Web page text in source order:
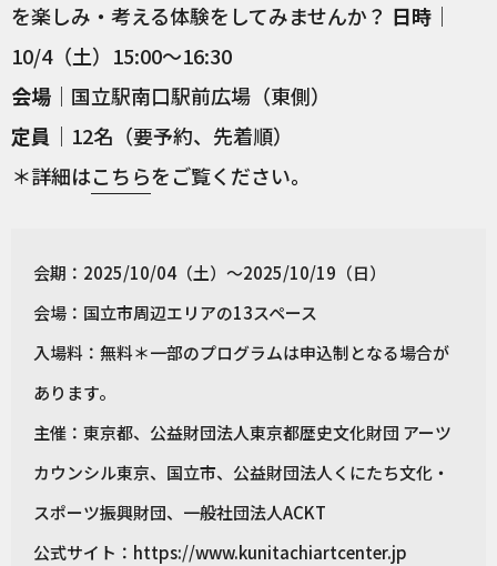
を楽しみ・考える体験をしてみませんか？ 日時 ｜
10/4（土）15:00～16:30
会場 ｜国立駅南口駅前広場（東側）
定員 ｜12名（要予約、先着順）
＊詳細はこちらをご覧ください。
会期：2025/10/04（土）〜2025/10/19（日）
会場：国立市周辺エリアの13スペース
入場料：無料＊一部のプログラムは申込制となる場合が
あります。
主催：東京都、公益財団法人東京都歴史文化財団 アーツ
カウンシル東京、国立市、公益財団法人くにたち文化・
スポーツ振興財団、一般社団法人ACKT
公式サイト： https://www.kunitachiartcenter.jp